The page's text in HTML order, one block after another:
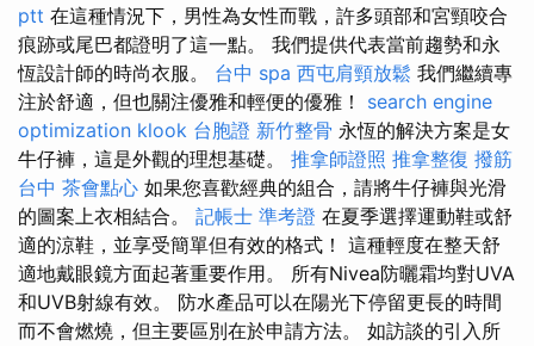
ptt 在這種情況下，男性為女性而戰，許多頭部和宮頸咬合
痕跡或尾巴都證明了這一點。 我們提供代表當前趨勢和永
恆設計師的時尚衣服。 台中 spa 西屯肩頸放鬆 我們繼續專
注於舒適，但也關注優雅和輕便的優雅！ search engine
optimization klook 台胞證 新竹整骨 永恆的解決方案是女
牛仔褲，這是外觀的理想基礎。 推拿師證照 推拿整復 撥筋
台中 茶會點心 如果您喜歡經典的組合，請將牛仔褲與光滑
的圖案上衣相結合。 記帳士 準考證 在夏季選擇運動鞋或舒
適的涼鞋，並享受簡單但有效的格式！ 這種輕度在整天舒
適地戴眼鏡方面起著重要作用。 所有Nivea防曬霜均對UVA
和UVB射線有效。 防水產品可以在陽光下停留更長的時間
而不會燃燒，但主要區別在於申請方法。 如訪談的引入所